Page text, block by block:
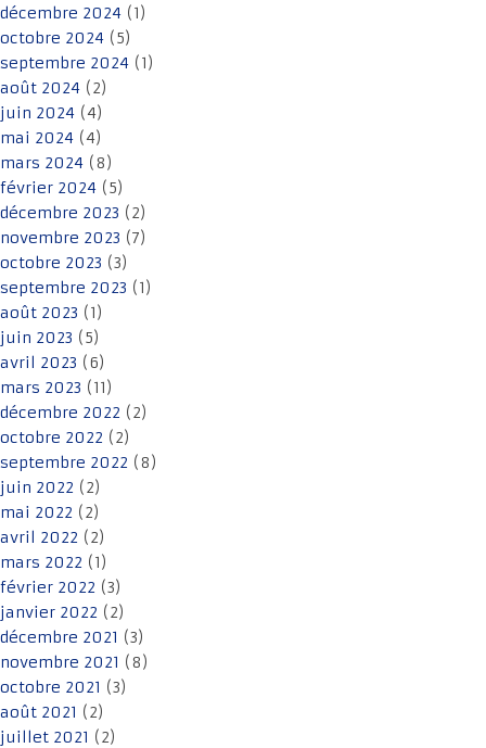
décembre 2024 (1)
octobre 2024 (5)
septembre 2024 (1)
août 2024 (2)
juin 2024 (4)
mai 2024 (4)
mars 2024 (8)
février 2024 (5)
décembre 2023 (2)
novembre 2023 (7)
octobre 2023 (3)
septembre 2023 (1)
août 2023 (1)
juin 2023 (5)
avril 2023 (6)
mars 2023 (11)
décembre 2022 (2)
octobre 2022 (2)
septembre 2022 (8)
juin 2022 (2)
mai 2022 (2)
avril 2022 (2)
mars 2022 (1)
février 2022 (3)
janvier 2022 (2)
décembre 2021 (3)
novembre 2021 (8)
octobre 2021 (3)
août 2021 (2)
juillet 2021 (2)